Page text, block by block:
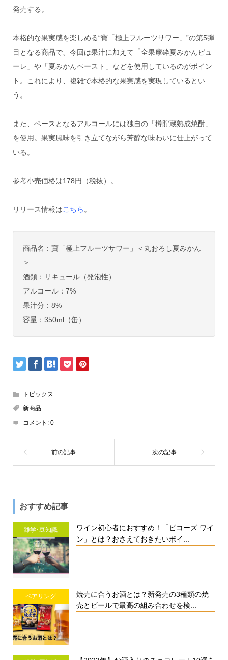
発売する。
本格的な果実感を楽しめる“寶「極上フルーツサワー」”の第5弾
目となる商品で、今回は果汁に加えて「全果摩砕夏みかんピュ
ーレ」や「夏みかんペースト」などを使用しているのがポイン
ト。これにより、複雑で本格的な果実感を実現しているとい
う。
また、ベースとなるアルコールには独自の「樽貯蔵熟成焼酎」
を使用。果実風味を引き立てながら芳醇な味わいに仕上がって
いる。
参考小売価格は178円（税抜）。
リリース情報はこちら。
商品名：寶「極上フルーツサワー」＜丸おろし夏みかん
＞
酒類：リキュール（発泡性）
アルコール：7%
果汁分：8%
容量：350ml（缶）
トピックス
新商品
コメント: 0
おすすめ記事
雑学･豆知識
ワイン初心者におすすめ！「ビコーズ ワイ
ン」とは？おさえておきたいポイ...
ペアリング
焼売に合うお酒とは？新発売の3種類の焼
売とビールで最高の組み合わせを検...